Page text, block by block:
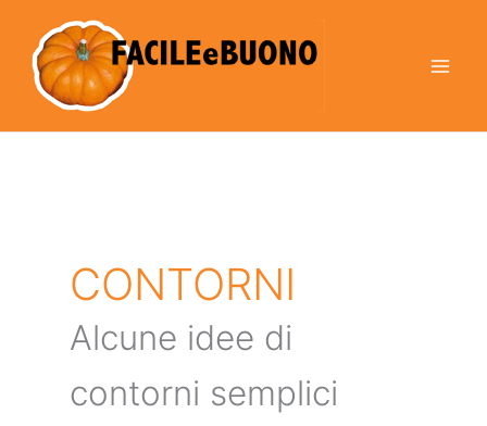
contenuto
CONTORNI
Alcune idee di
contorni semplici